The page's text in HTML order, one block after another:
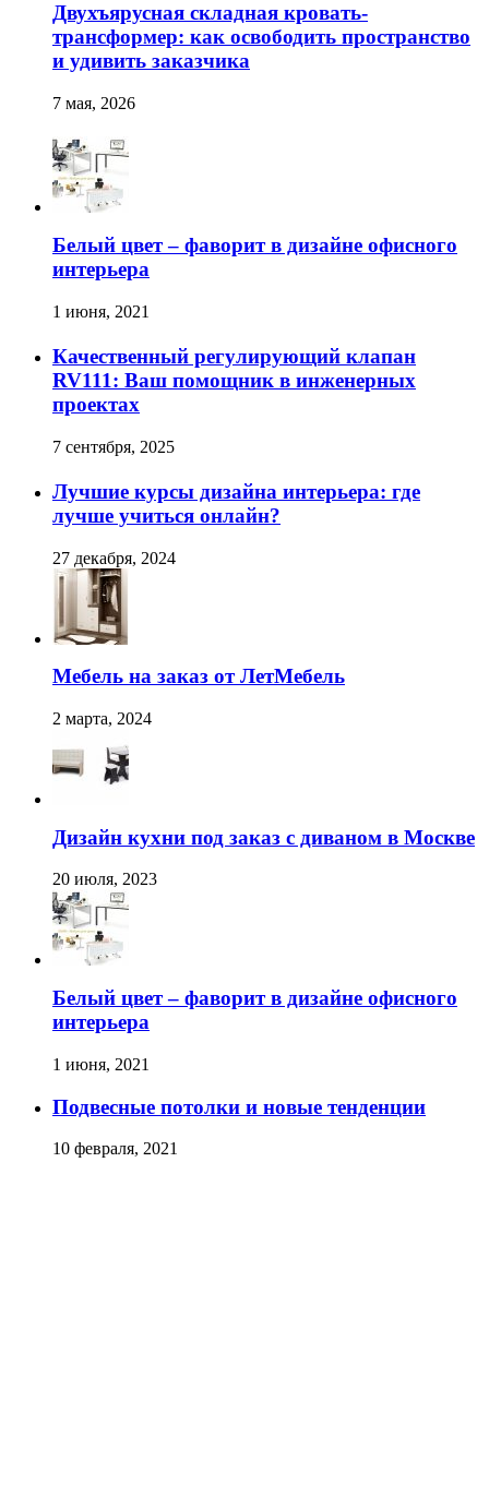
Двухъярусная складная кровать-
трансформер: как освободить пространство
и удивить заказчика
7 мая, 2026
Белый цвет – фаворит в дизайне офисного
интерьера
1 июня, 2021
Качественный регулирующий клапан
RV111: Ваш помощник в инженерных
проектах
7 сентября, 2025
Лучшие курсы дизайна интерьера: где
лучше учиться онлайн?
27 декабря, 2024
Мебель на заказ от ЛетМебель
2 марта, 2024
Дизайн кухни под заказ с диваном в Москве
20 июля, 2023
Белый цвет – фаворит в дизайне офисного
интерьера
1 июня, 2021
Подвесные потолки и новые тенденции
10 февраля, 2021